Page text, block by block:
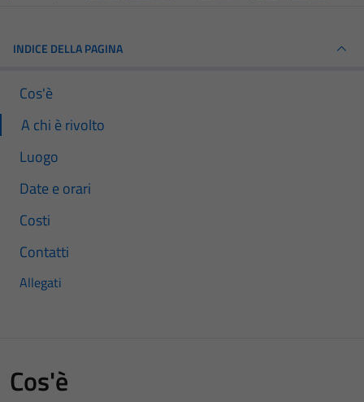
INDICE DELLA PAGINA
Cos'è
A chi è rivolto
Luogo
Date e orari
Costi
Contatti
Allegati
Cos'è